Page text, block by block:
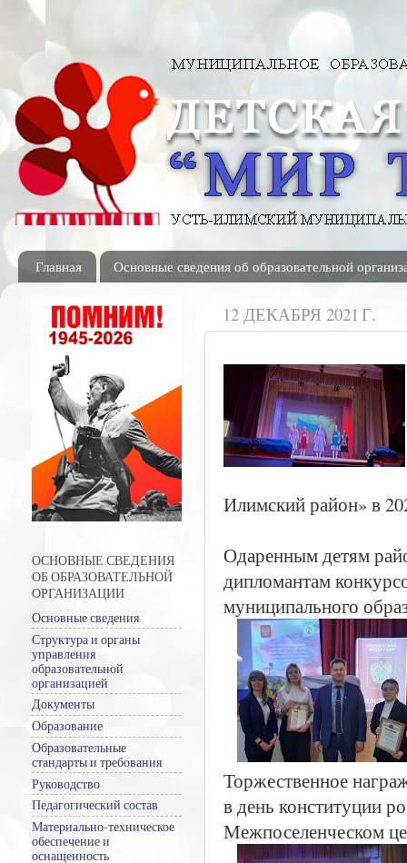
Главная Основные сведения об образовательной
12 ДЕКАБРЯ 2021 Г.
Илимский район» в
Одаренным детям
дипломантам
муниципального
Торжественное
в день конституции
Межпоселенческом
ОСНОВНЫЕ СВЕДЕНИЯ
ОБ ОБРАЗОВАТЕЛЬНОЙ
ОРГАНИЗАЦИИ
Основные сведения
Структура и органы
управления
образовательной
организацией
Документы
Образование
Образовательные
стандарты и требования
Руководство
Педагогический состав
Материально-техническое
обеспечение и
оснащенность